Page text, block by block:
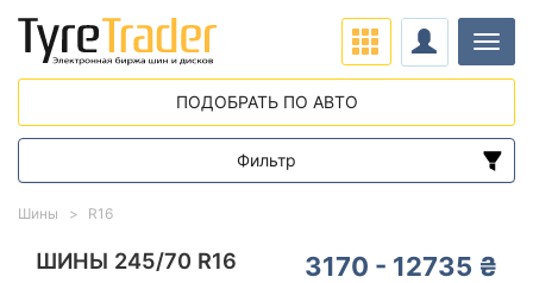
ШИНЫ 245/70 R16 3170 - 12735 ₴
Шины R16
ПОДОБРАТЬ ПО АВТО
Фильтр
Диапазон цен
от